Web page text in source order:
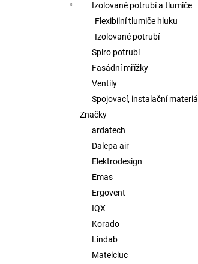
Izolované potrubí a tlumiče
Flexibilní tlumiče hluku
Izolované potrubí
Spiro potrubí
Fasádní mřížky
Ventily
Spojovací, instalační materiál
Značky
ardatech
Dalepa air
Elektrodesign
Emas
Ergovent
IQX
Korado
Lindab
Mateiciuc